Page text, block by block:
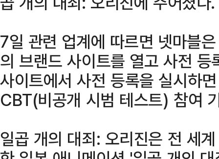
7일 관련 업계에 따르면 넷마블
의 브랜드 사이트를 열고 사전
사이트에서 사전 등록을 실시하
CBT(비공개 시범 테스트) 참여
일곱 개의 대죄: 오리진은 전 세